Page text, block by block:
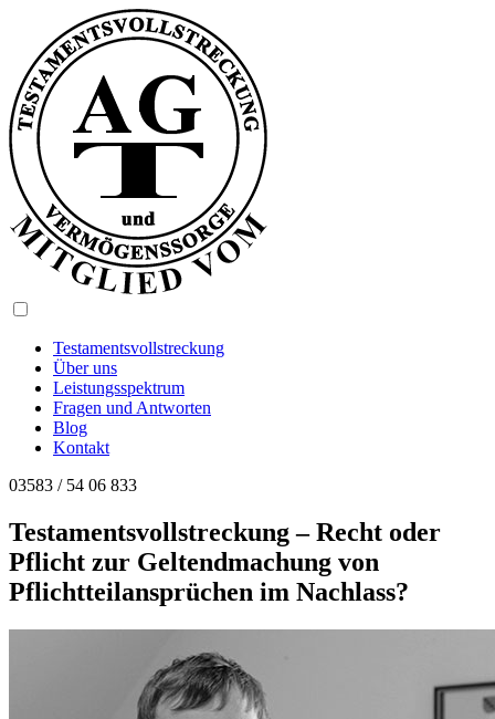
Testamentsvollstreckung
Über uns
Leistungsspektrum
Fragen und Antworten
Blog
Kontakt
03583 / 54 06 833
Testamentsvollstreckung – Recht oder
Pflicht zur Geltendmachung von
Pflichtteilansprüchen im Nachlass?